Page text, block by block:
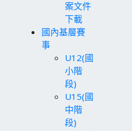
案文件
下載
國內基層賽
事
U12(國
小階
段)
U15(國
中階
段)